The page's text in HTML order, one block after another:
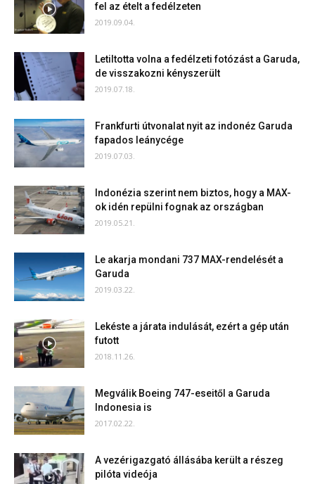
fel az ételt a fedélzeten
2019.09.04.
Letiltotta volna a fedélzeti fotózást a Garuda,
de visszakozni kényszerült
2019.07.18.
Frankfurti útvonalat nyit az indonéz Garuda
fapados leánycége
2019.07.03.
Indonézia szerint nem biztos, hogy a MAX-
ok idén repülni fognak az országban
2019.05.21.
Le akarja mondani 737 MAX-rendelését a
Garuda
2019.03.22.
Lekéste a járata indulását, ezért a gép után
futott
2018.11.26.
Megválik Boeing 747-eseitől a Garuda
Indonesia is
2017.02.22.
A vezérigazgató állásába került a részeg
pilóta videója